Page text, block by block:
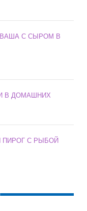
С СЫРОМ В
В ДОМАШНИХ
ПИРОГ С РЫБОЙ